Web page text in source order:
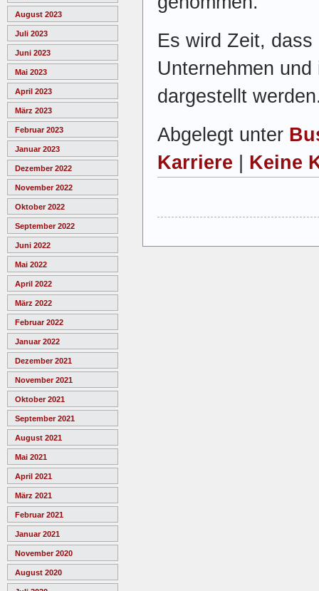
August 2023
Juli 2023
Juni 2023
Mai 2023
April 2023
März 2023
Februar 2023
Januar 2023
Dezember 2022
November 2022
Oktober 2022
September 2022
Juni 2022
Mai 2022
April 2022
März 2022
Februar 2022
Januar 2022
Dezember 2021
November 2021
Oktober 2021
September 2021
August 2021
Mai 2021
April 2021
März 2021
Februar 2021
Januar 2021
November 2020
August 2020
Es wird Zeit,
Unternehmen
dargestellt
Abgelegt unter
Karriere
Keine